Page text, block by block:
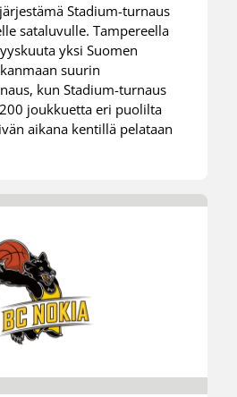
Stadium-turnaus
sataluvulle. Tampereella
yksi Suomen
suurin
kun Stadium-turnaus
joukkuetta eri puolilta
aikana kentillä pelataan